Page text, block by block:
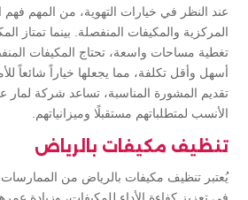
عند النظر في خيارات التهوية، من المهم فهم
المركزية والمكيفات المنفصلة. بينما تمتاز
تغطية مساحات واسعة، تحتاج المكيفات
أسهل وأقل تكلفة، مما يجعلها خياراً شائعاً
تقديم المشورة المناسبة، تساعد شركة لمار
الأنسب لمتطلباتهم مستقبلًا وميزانياتهم.
تنظيف مكيفات بالرياض
يُعتبر تنظيف مكيفات بالرياض من